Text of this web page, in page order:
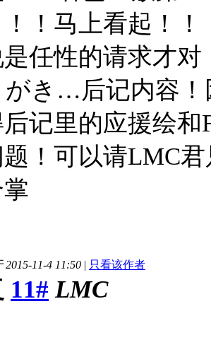
！马上看起！
任性的请求才
がき…后记内容！
记里的应援绘和
！可以请LMC
掌
2015-11-4 11:50 | 只看该作者
11# LMC